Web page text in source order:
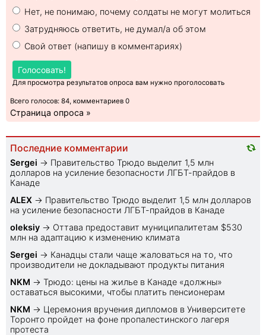
Нет, не понимаю, почему солдаты не могут молиться
Затрудняюсь ответить, не думал/а об этом
Свой ответ (напишу в комментариях)
Голосовать!
Для просмотра результатов опроса вам нужно проголосовать
Всего голосов: 84, комментариев 0
Страница опроса »
Последние комментарии
Sеrgei → Правительство Трюдо выделит 1,5 млн
долларов на усиление безопасности ЛГБТ-прайдов в
Канаде
ALEX → Правительство Трюдо выделит 1,5 млн долларов
на усиление безопасности ЛГБТ-прайдов в Канаде
oleksiy → Оттава предоставит муниципалитетам $530
млн на адаптацию к изменению климата
Sеrgei → Канадцы стали чаще жаловаться на то, что
производители не докладывают продукты питания
NKM → Трюдо: цены на жилье в Канаде «должны»
оставаться высокими, чтобы платить пенсионерам
NKM → Церемония вручения дипломов в Университете
Торонто пройдет на фоне пропалестинского лагеря
протеста